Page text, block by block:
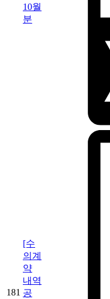
10월
분
181
[수
의계
약
내역
공